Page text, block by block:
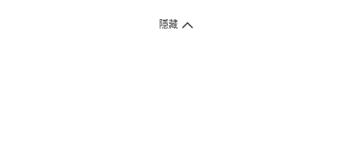
隱藏